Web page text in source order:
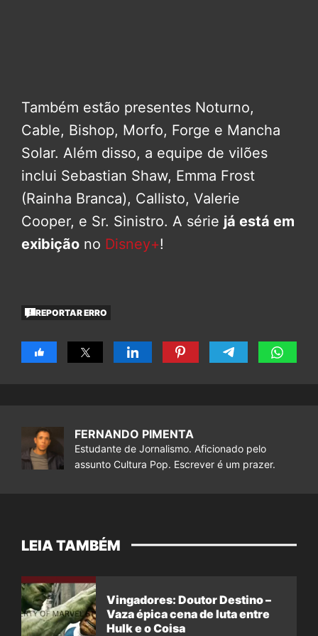
Também estão presentes Noturno,
Cable, Bishop, Morfo, Forge e Mancha
Solar. Além disso, a equipe de vilões
inclui Sebastian Shaw, Emma Frost
(Rainha Branca), Callisto, Valerie
Cooper, e Sr. Sinistro. A série já está em
exibição no Disney+!
REPORTAR ERRO
FERNANDO PIMENTA
Estudante de Jornalismo. Aficionado pelo
assunto Cultura Pop. Escrever é um prazer.
LEIA TAMBÉM
Vingadores: Doutor Destino –
Vaza épica cena de luta entre
Hulk e o Coisa